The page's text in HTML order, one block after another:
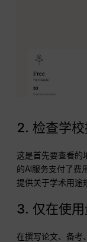
2. 检查学
这是首先要查看的
的AI服务支付了费
提供关于学术用途
3. 仅在使
在撰写论文、备考